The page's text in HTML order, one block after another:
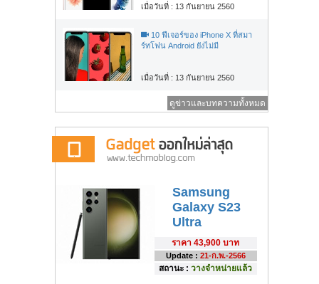
เมื่อวันที่ : 13 กันยายน 2560
10 ฟีเจอร์ของ iPhone X ที่สมา
ร์ทโฟน Android ยังไม่มี
เมื่อวันที่ : 13 กันยายน 2560
ดูข่าวและบทความทั้งหมด
Samsung
Galaxy S23
Ultra
ราคา 43,900 บาท
Update : 21-ก.พ.-2566
สถานะ : วางจำหน่ายแล้ว